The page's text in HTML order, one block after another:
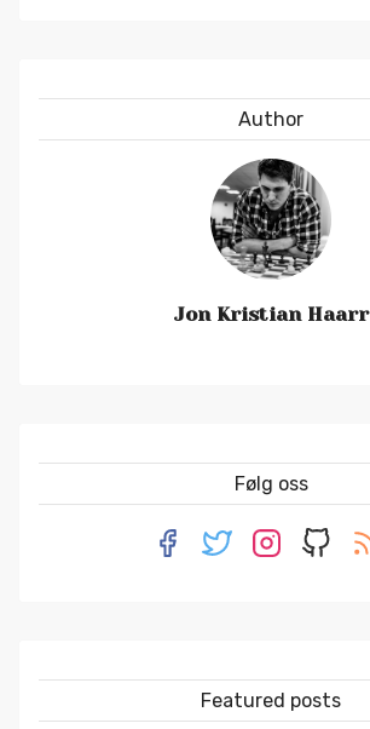
Author
Jon Kristian Haarr
Følg oss
Featured posts